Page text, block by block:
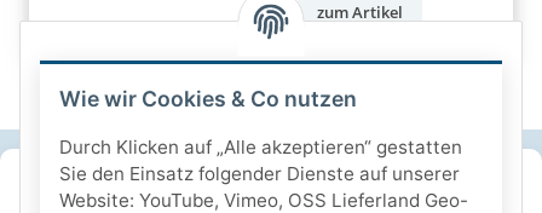
zum Artikel
SICHERE ZAHLARTEN
Wie wir Cookies & Co nutzen
Durch Klicken auf „Alle akzeptieren“ gestatten
Sie den Einsatz folgender Dienste auf unserer
Website: YouTube, Vimeo, OSS Lieferland Geo-